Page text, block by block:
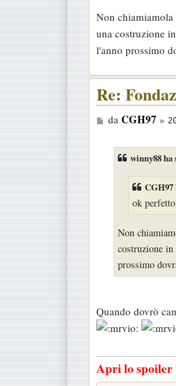
g
g
i
Non
una costruzione
l'anno prossimo
Re:
M
da CGH97 »
winny88 ha
CGH97
ok
Non
costruzione
prossimo
Quando dovrò
Apri lo